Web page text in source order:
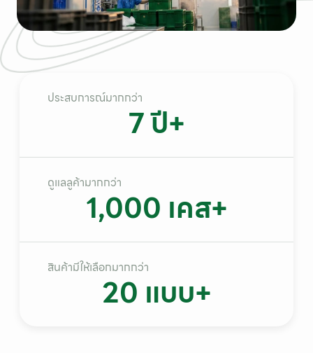
ประสบการณ์มากกว่า
7 ปี+
ดูแลลูค้ามากกว่า
1,000 เคส+
สินค้ามีให้เลือกมากกว่า
20 แบบ+